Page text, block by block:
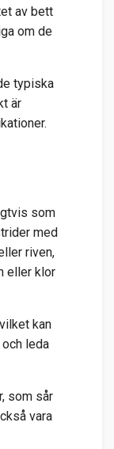
av bett
om de
typiska
är
som
med
riven,
eller klor
kan
leda
som sår
vara